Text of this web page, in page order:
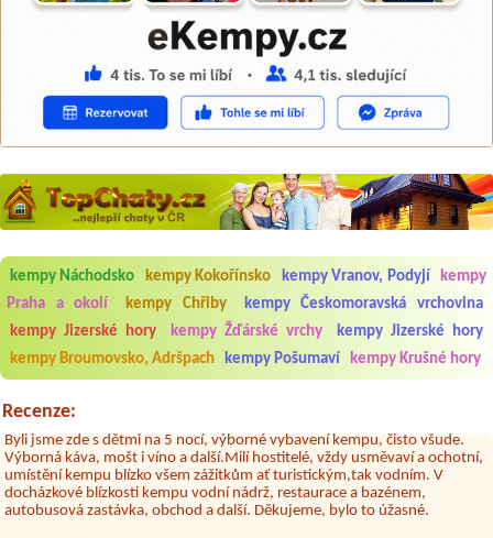
kempy Náchodsko kempy Kokořínsko kempy Vranov, Podyjí
kempy
Praha a okolí
kempy Chřiby
kempy Českomoravská vrchovina
kempy Jizerské hory
kempy Žďárské vrchy
kempy Jizerské hory
kempy Broumovsko, Adršpach
kempy Pošumaví kempy Krušné hory
Recenze:
Aneta Melicharová***
V umývárně i na WC bylo vždy čisto, doplněný papír i utěrky, což při
množství návštěvníků není samozřejmost. V kempu je obchod a
restaurace, kebab a další občerstvení. Co nás ale velice zklamalo byl
ubytovaných. Přes den jsem si připadala jak na pouti- z každého koutu
hrála jiná hudba.Kemp pěkný, ale takový rámus jsme ještě nezažili...
Jana*****
Chtěli jsme být týden,byli jsme dva. Na začátku prázdnin. Přijeli jsme
Restaurace s jídlem, a dobrým jídlem za slušnou cenu na dosah, a
spoustu možností na výlety. Veškerý personál se choval slušně mile. Nám
Aneta Janíčková*****
Byli jsme zde s dětmi na 5 nocí, výborné vybavení kempu, čisto všude.
Výborná káva, mošt i víno a další.Milí hostitelé, vždy usměvaví a ochotní,
umístění kempu blízko všem zážitkům ať turistickým,tak vodním. V
docházkové blízkosti kempu vodní nádrž, restaurace a bazénem,
autobusová zastávka, obchod a další. Děkujeme, bylo to úžasné.